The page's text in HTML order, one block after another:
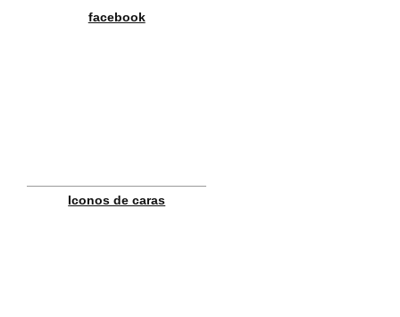
facebook
Iconos de caras